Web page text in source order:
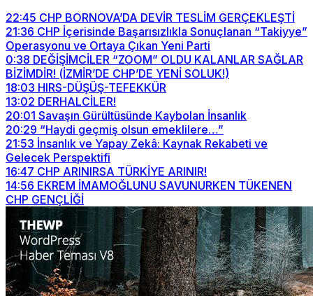
22:45 CHP BORNOVA’DA DEVİR TESLİM GERÇEKLEŞTİ
21:36 CHP İçerisinde Başarısızlıkla Sonuçlanan “Takiyye”
Operasyonu ve Ortaya Çıkan Yeni Parti
0:38 DEĞİŞİMCİLER “ZOOM” OLDU KALANLAR SAĞLAR
BİZİMDİR! (İZMİR’DE CHP’DE YENİ SOLUK!)
18:03 HIRS-DÜŞÜŞ-TEFEKKÜR
13:02 DERHALCİLER!
20:01 Savaşın Gürültüsünde Kaybolan İnsanlık
20:29 “Haydi geçmiş olsun emeklilere…”
21:53 İnsanlık ve Yapay Zekâ: Kaynak Rekabeti ve
Gelecek Perspektifi
16:47 CHP ARINIRSA TÜRKİYE ARINIR!
14:56 EKREM İMAMOĞLUNU SAVUNURKEN TÜKENEN
CHP GENÇLİĞİ